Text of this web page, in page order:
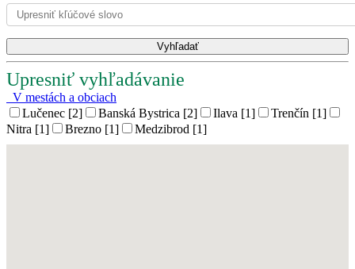
Upresniť vyhľadávanie
V mestách a obciach
Lučenec [2]
Banská Bystrica [2] Ilava [1]
Trenčín [1]
Nitra [1]
Brezno [1] Medzibrod [1]